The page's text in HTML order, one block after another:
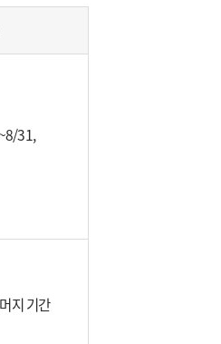
31,
지 기간